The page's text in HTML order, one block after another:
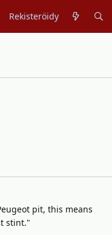
Rekisteröidy
pit, this means
stint."